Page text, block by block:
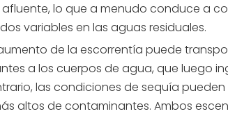
lo que a menudo conduce a
variables en las aguas residuales.
de la escorrentía puede
a los cuerpos de agua, que luego
las condiciones de sequía
altos de contaminantes. Ambos